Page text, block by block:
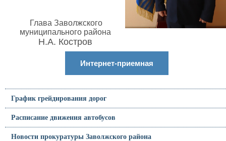
Глава Заволжского
муниципального района
Н.А. Костров
Интернет-приемная
График грейдирования дорог
Расписание движения автобусов
Новости прокуратуры Заволжского района